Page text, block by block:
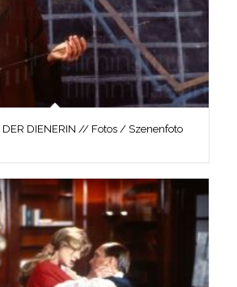
DER DIENERIN // Fotos / Szenenfoto